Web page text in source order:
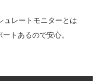
ュレートモニターとは
トあるので安心。